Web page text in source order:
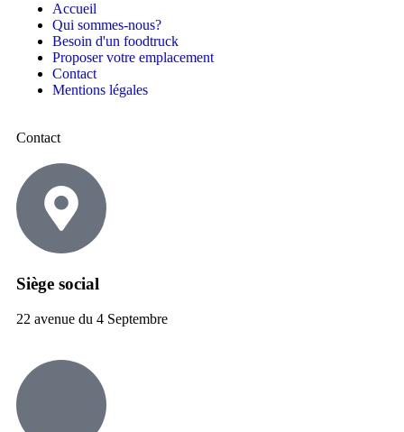
Accueil
Qui sommes-nous?
Besoin d'un foodtruck
Proposer votre emplacement
Contact
Mentions légales
Contact
Siège social
22 avenue du 4 Septembre